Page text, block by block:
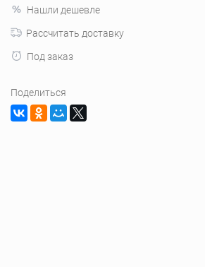
Нашли дешевле
Рассчитать доставку
Под заказ
Поделиться